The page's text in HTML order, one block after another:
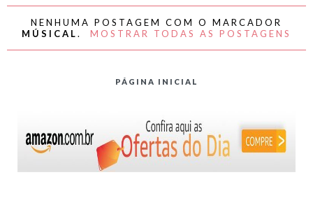
NENHUMA POSTAGEM COM O MARCADOR
MÚSICAL. MOSTRAR TODAS AS POSTAGENS
PÁGINA INICIAL